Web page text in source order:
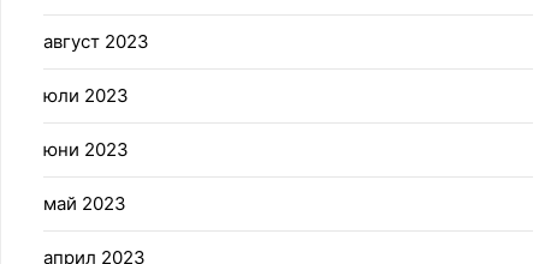
август 2023
юли 2023
юни 2023
май 2023
април 2023